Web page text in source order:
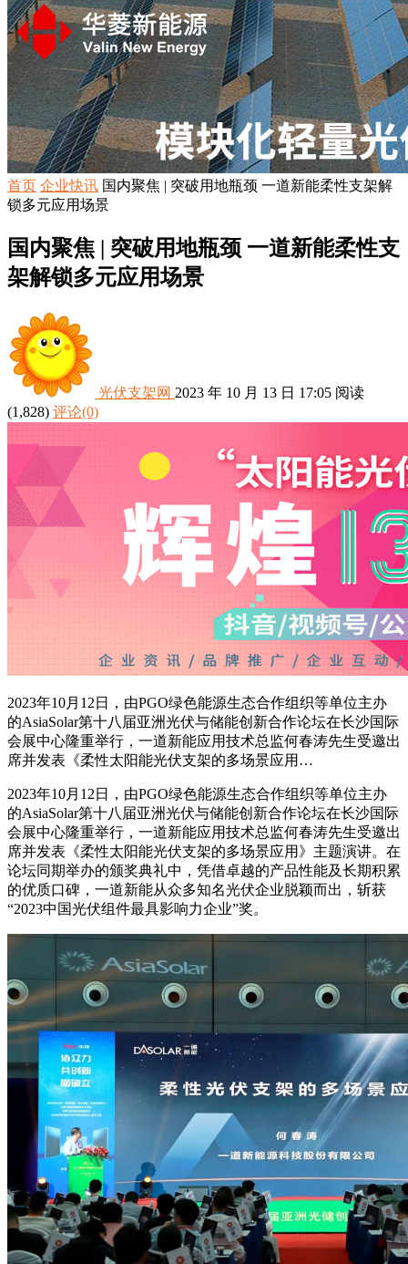
首页 企业快讯 国内聚焦 | 突破用地瓶颈 一道新能柔性支架解
锁多元应用场景
国内聚焦 | 突破用地瓶颈 一道新能柔性支
架解锁多元应用场景
光伏支架网 2023 年 10 月 13 日 17:05 阅读
(1,828) 评论(0)
2023年10月12日，由PGO绿色能源生态合作组织等单位主办
的AsiaSolar第十八届亚洲光伏与储能创新合作论坛在长沙国际
会展中心隆重举行，一道新能应用技术总监何春涛先生受邀出
席并发表《柔性太阳能光伏支架的多场景应用…
2023年10月12日，由PGO绿色能源生态合作组织等单位主办
的AsiaSolar第十八届亚洲光伏与储能创新合作论坛在长沙国际
会展中心隆重举行，一道新能应用技术总监何春涛先生受邀出
席并发表《柔性太阳能光伏支架的多场景应用》主题演讲。在
论坛同期举办的颁奖典礼中，凭借卓越的产品性能及长期积累
的优质口碑，一道新能从众多知名光伏企业脱颖而出，斩获
“2023中国光伏组件最具影响力企业”奖。